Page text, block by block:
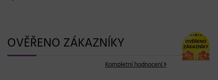
OVĚŘENO ZÁKAZNÍKY
Kompletní hodnocení